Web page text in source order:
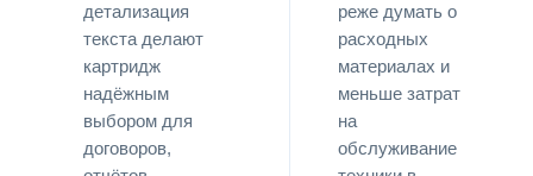
детализация
текста делают
картридж
надёжным
выбором для
договоров,
реже думать о
расходных
материалах и
меньше затрат
на
обслуживание